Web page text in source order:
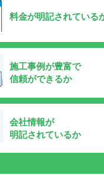
料金が明記されている
施工事例が豊富で
信頼ができるか
会社情報が
明記されているか